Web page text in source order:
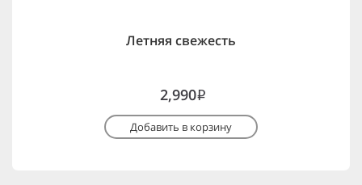
Летняя свежесть
2,990i
Добавить в корзину